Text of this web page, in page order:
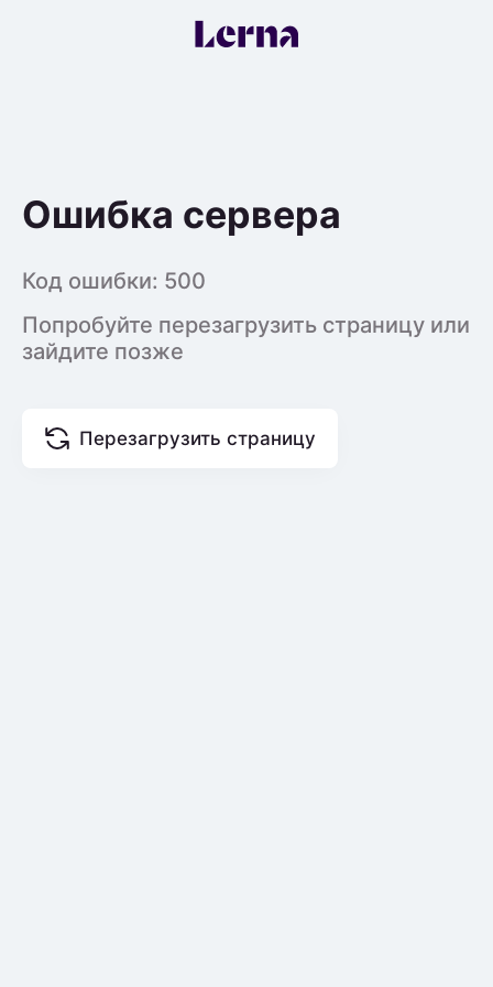
Ошибка сервера
Код ошибки: 500
Попробуйте перезагрузить страницу или
зайдите позже
Перезагрузить страницу